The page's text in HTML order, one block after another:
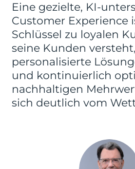
Eine gezielte, KI-
Customer Experience
Schlüssel zu loyalen
seine Kunden
personalisierte
und kontinuierlich
nachhaltigen
sich deutlich vom